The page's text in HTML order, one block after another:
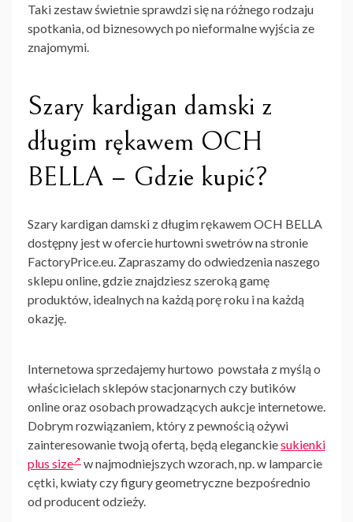
Taki zestaw świetnie sprawdzi się na różnego rodzaju
spotkania, od biznesowych po nieformalne wyjścia ze
znajomymi.
Szary kardigan damski z
długim rękawem OCH
BELLA – Gdzie kupić?
Szary kardigan damski z długim rękawem OCH BELLA
dostępny jest w ofercie hurtowni swetrów na stronie
FactoryPrice.eu. Zapraszamy do odwiedzenia naszego
sklepu online, gdzie znajdziesz szeroką gamę
produktów, idealnych na każdą porę roku i na każdą
okazję.
Internetowasprzedajemy hurtowo powstała z myślą o
właścicielach sklepów stacjonarnych czy butików
online oraz osobach prowadzących aukcje internetowe.
Dobrym rozwiązaniem, który z pewnością ożywi
zainteresowanie twoją ofertą, będąeleganckiesukienki
plus size
w najmodniejszych wzorach, np. w lamparcie
cętki, kwiaty czy figury geometryczne bezpośrednio
od producent odzieży.